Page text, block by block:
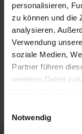
personalisieren,
zu können und die
analysieren.
Verwendung
soziale Medien,
Partner führen
weiteren Daten
Notwendig
September
250 €
Die aktuelle
können Sie